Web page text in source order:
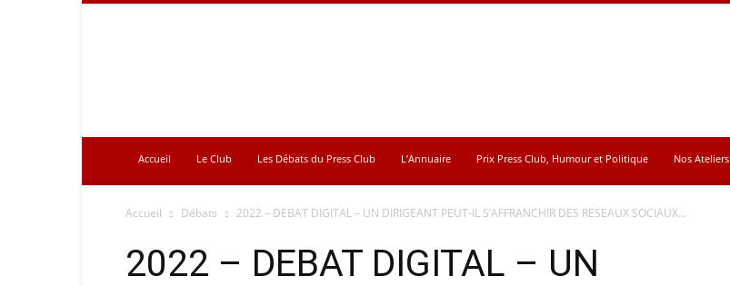
Accueil Le Club Les Débats du Press Club L’Annuaire Prix Press Club, Humour et Politique Nos Ateliers
Accueil Débats 2022 – DEBAT DIGITAL – UN DIRIGEANT PEUT-IL S’AFFRANCHIR DES RESEAUX SOCIAUX...
2022 – DEBAT DIGITAL – UN